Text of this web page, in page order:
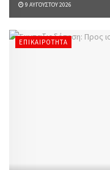
9 ΑΥΓΟΎΣΤΟΥ 2026
ΕΠΙΚΑΙΡΌΤΗΤΑ